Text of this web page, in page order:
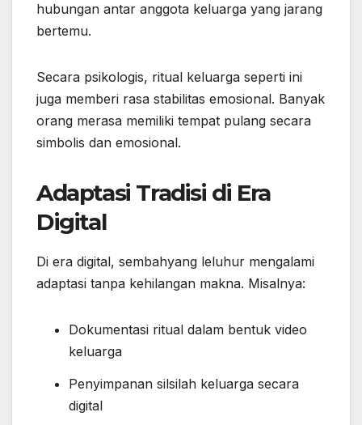
hubungan antar anggota keluarga yang jarang
bertemu.
Secara psikologis, ritual keluarga seperti ini
juga memberi rasa stabilitas emosional. Banyak
orang merasa memiliki tempat pulang secara
simbolis dan emosional.
Adaptasi Tradisi di Era
Digital
Di era digital, sembahyang leluhur mengalami
adaptasi tanpa kehilangan makna. Misalnya:
Dokumentasi ritual dalam bentuk video
keluarga
Penyimpanan silsilah keluarga secara
digital